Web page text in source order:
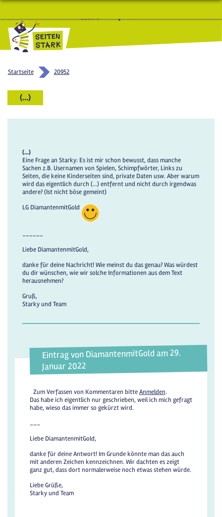
macht Spaß und schlau
Startseite 20952
(...)
(...)
Eine Frage an Starky: Es ist mir schon bewusst, dass manche
Sachen z.B. Usernamen von Spielen, Schimpfwörter, Links zu
Seiten, die keine Kinderseiten sind, private Daten usw. Aber warum
wird das eigentlich durch (...) entfernt und nicht durch irgendwas
andere? (Ist nicht böse gemeint)
LG DiamantenmitGold
______
Liebe DiamantenmitGold,
danke für deine Nachricht! Wie meinst du das genau? Was würdest
du dir wünschen, wie wir solche Informationen aus dem Text
herausnehmen?
Gruß,
Starky und Team
Eintrag von DiamantenmitGold am 29.
Januar 2022
Zum Verfassen von Kommentaren bitteAnmelden.
Das habe ich eigentlich nur geschrieben, weil ich mich gefragt
habe, wieso das immer so gekürzt wird.
___
Liebe DiamantenmitGold,
danke für deine Antwort! Im Grunde könnte man das auch
mit anderen Zeichen kennzeichnen. Wir dachten es zeigt
ganz gut, dass dort normalerweise noch etwas stehen würde.
Liebe Grüße,
Starky und Team